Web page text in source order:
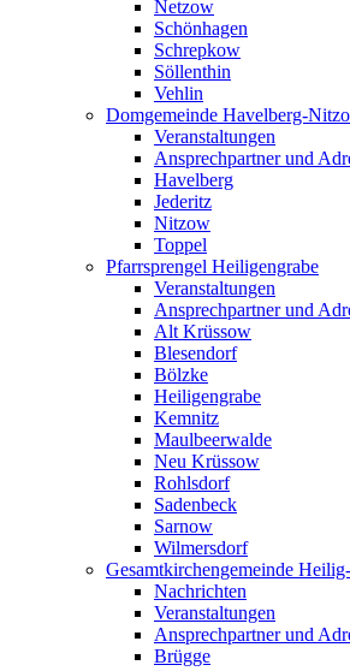
Netzow
Schönhagen
Schrepkow
Söllenthin
Vehlin
Domgemeinde Havelberg-
Veranstaltungen
Ansprechpartner und
Havelberg
Jederitz
Nitzow
Toppel
Pfarrsprengel Heiligengrabe
Veranstaltungen
Ansprechpartner und
Alt Krüssow
Blesendorf
Bölzke
Heiligengrabe
Kemnitz
Maulbeerwalde
Neu Krüssow
Rohlsdorf
Sadenbeck
Sarnow
Wilmersdorf
Gesamtkirchengemeinde
Nachrichten
Veranstaltungen
Ansprechpartner und
Brügge